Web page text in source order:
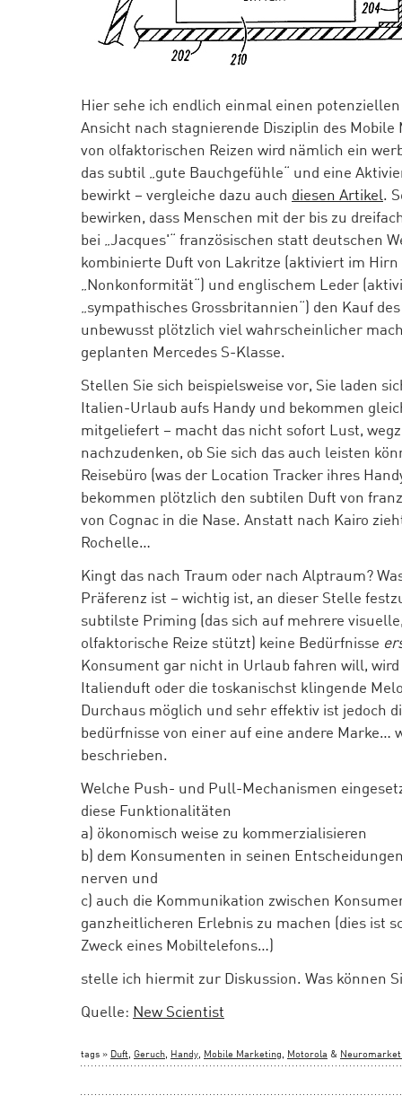
Hier sehe ich endlich einmal einen
Ansicht nach stagnierende Disziplin des
von olfaktorischen Reizen wird nämlich ein
das subtil „gute Bauchgefühle“ und eine
bewirkt – vergleiche dazu auch diesen Artikel.
bewirken, dass Menschen mit der bis zu
bei „Jacques'“ französischen statt deutschen
kombinierte Duft von Lakritze (aktiviert im Hirn
„Nonkonformität“) und englischem Leder
„sympathisches Grossbritannien“) den Kauf
unbewusst plötzlich viel wahrscheinlicher
geplanten Mercedes S-Klasse.
Stellen Sie sich beispielsweise vor, Sie laden
Italien-Urlaub aufs Handy und bekommen
mitgeliefert – macht das nicht sofort Lust,
nachzudenken, ob Sie sich das auch leisten
Reisebüro (was der Location Tracker ihres
bekommen plötzlich den subtilen Duft von
von Cognac in die Nase. Anstatt nach Kairo
Rochelle…
Kingt das nach Traum oder nach Alptraum?
Präferenz ist – wichtig ist, an dieser Stelle
subtilste Priming (das sich auf mehrere
olfaktorische Reize stützt) keine Bedürfnisse
Konsument gar nicht in Urlaub fahren will,
Italienduft oder die toskanischst klingende
Durchaus möglich und sehr effektiv ist jedoch
bedürfnisse von einer auf eine andere Marke…
beschrieben.
Welche Push- und Pull-Mechanismen
diese Funktionalitäten
a) ökonomisch weise zu kommerzialisieren
b) dem Konsumenten in seinen
nerven und
c) auch die Kommunikation zwischen
ganzheitlicheren Erlebnis zu machen (dies ist
Zweck eines Mobiltelefons…)
stelle ich hiermit zur Diskussion. Was können
Quelle: New Scientist
tags » Duft Geruch Handy Mobile Marketing Motorola &